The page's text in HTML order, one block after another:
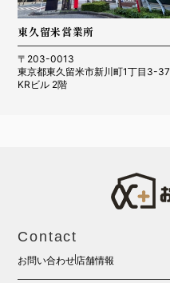
東久留米営業所
〒203-0013
東京都東久留米市新川町1丁目3-37
KRビル 2階
Contact
お問い合わせ 店舗情報